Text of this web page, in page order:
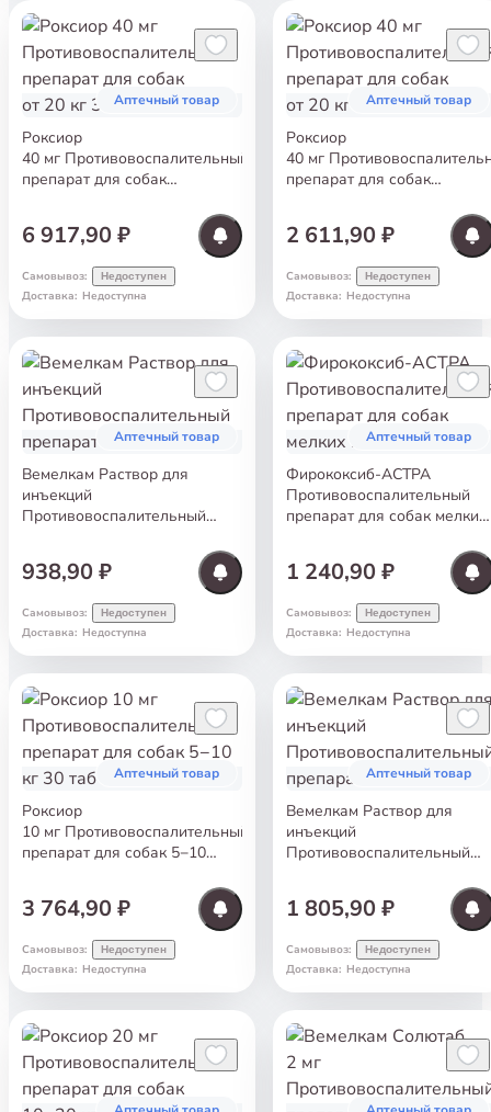
Аптечный товар
Роксиор
40 мг Противовоспалительный
препарат для собак
6 917,90 ₽
Самовывоз: Недоступен
Доставка: Недоступна
Аптечный товар
Роксиор
40 мг
препарат для собак
2 611,90 ₽
Самовывоз: Недоступен
Доставка: Недоступна
Аптечный товар
Вемелкам Раствор для
инъекций
Противовоспалительный
938,90 ₽
Самовывоз: Недоступен
Доставка: Недоступна
Аптечный товар
Фирококсиб-АСТРА
Противовоспалительный
препарат для собак мелких
1 240,90 ₽
Самовывоз: Недоступен
Доставка: Недоступна
Аптечный товар
Роксиор
10 мг Противовоспалительный
препарат для собак 5−10
3 764,90 ₽
Самовывоз: Недоступен
Доставка: Недоступна
Аптечный товар
Вемелкам Раствор для
инъекций
Противовоспалительный
1 805,90 ₽
Самовывоз: Недоступен
Доставка: Недоступна